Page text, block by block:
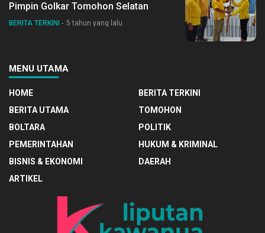
Pimpin Golkar Tomohon Selatan
BERITA TERKINI 5 tahun yang lalu
MENU UTAMA
HOME
BERITA TERKINI
BERITA UTAMA
TOMOHON
BOLTARA
POLITIK
PEMERINTAHAN
HUKUM & KRIMINAL
BISNIS & EKONOMI
DAERAH
ARTIKEL